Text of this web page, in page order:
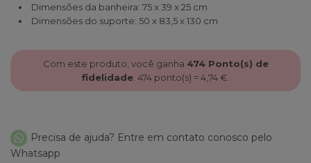
Dimensões da banheira: 75 x 39 x 25 cm
Dimensões do suporte: 50 x 83,5 x 130 cm
Com este produto, você ganha 474Ponto(s) de
fidelidade. 474ponto(s) =4,74 €
Precisa de ajuda? Entre em contato conosco pelo
Whatsapp